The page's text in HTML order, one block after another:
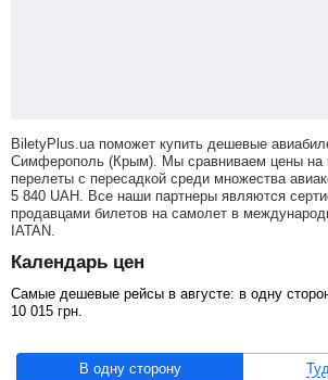
BiletyPlus.ua поможет купить дешевые
Симферополь (Крым). Мы сравниваем цены на
перелеты с пересадкой среди множества
5 840 UAH . Все наши партнеры являются
продавцами билетов на самолет в
IATAN.
Календарь цен
Самые дешевые рейсы в августе: в одну
10 015 грн
В одну сторону